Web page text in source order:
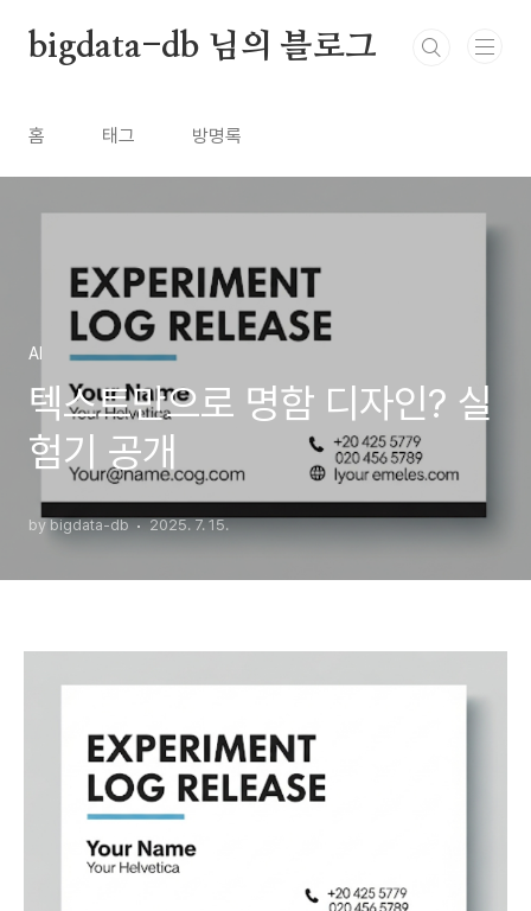
bigdata-db 님의 블로그
홈 태그 방명록
AI
텍스트만으로 명함 디자인? 실
험기 공개
by bigdata-db 2025. 7. 15.